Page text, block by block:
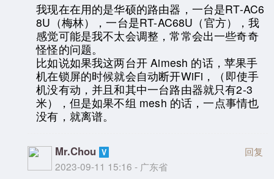
我现在在用的是华硕的路由器，一台是RT-AC6
8U（梅林），一台是RT-AC68U（官方），我
感觉可能是我不太会调整，常常会出一些奇奇
怪怪的问题。
比如说如果我这两台开 Aimesh 的话，苹果手
机在锁屏的时候就会自动断开WiFi，（即使手
机没有动，并且和其中一台路由器就只有2-3
米），但是如果不组 mesh 的话，一点事情也
没有，就离谱。
Mr.Chou
2023-09-11 15:16 - 广东省
回复